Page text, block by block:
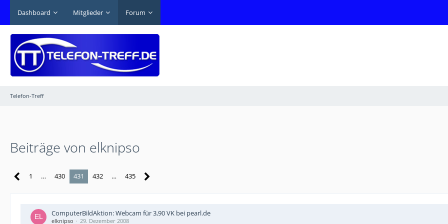
Dashboard Mitglieder Forum
Telefon-Treff
Beiträge von elknipso
1 … 430 431 432 … 435
ComputerBildAktion: Webcam für 3,90 VK bei pearl.de
elknipso 29. Dezember 2008